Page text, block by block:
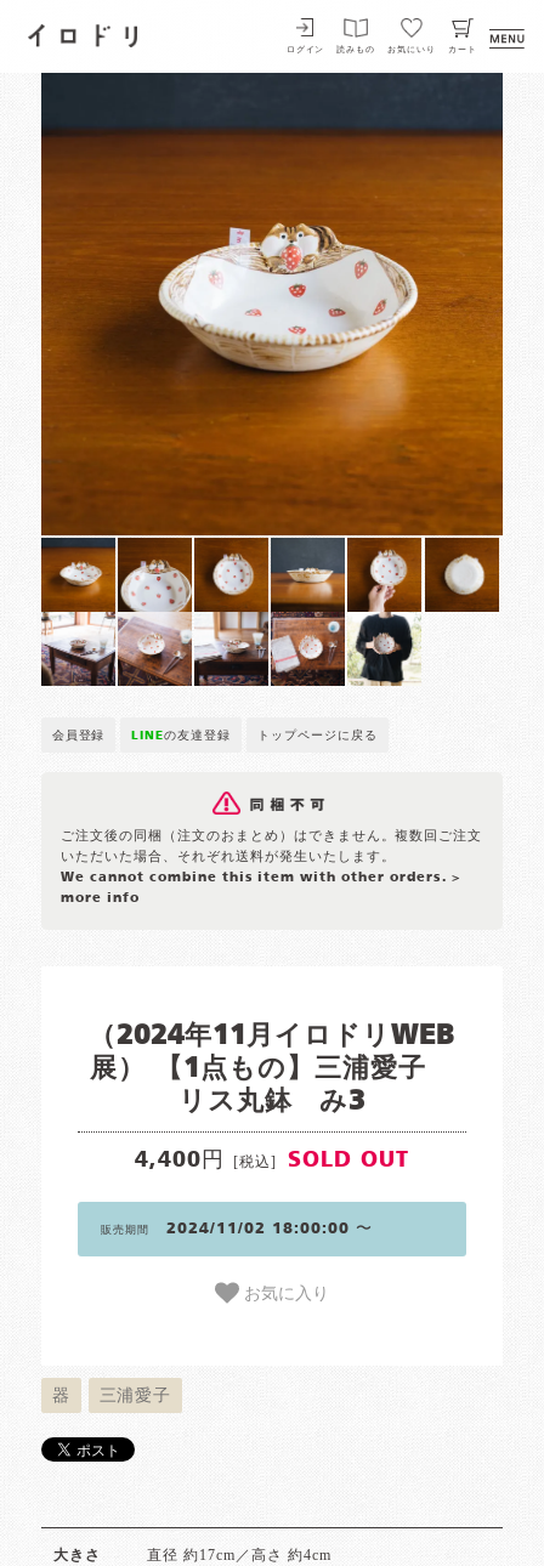
イロドリ
ログイン 読みもの お気にいり カート
会員登録 LINEの友達登録 トップページに戻る
ご注文後の同梱（注文のおまとめ）はできません。複数回ご注文
いただいた場合、それぞれ送料が発生いたします。
We cannot combine this item with other orders. >
more info
（2024年11月イロドリWEB
展） 【1点もの】三浦愛子
リス丸鉢 み3
4,400円 [税込] SOLD OUT
販売期間 2024/11/02 18:00:00 〜
お気に入り
器 三浦愛子
大きさ 直径 約17cm／高さ 約4cm